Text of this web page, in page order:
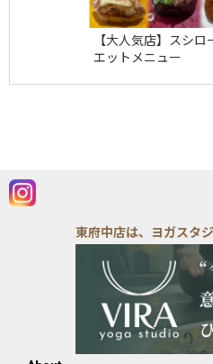
【大人気店】スシ
エットメニュー
東府中店は、ヨガスタ